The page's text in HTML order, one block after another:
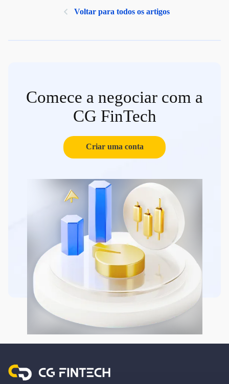
Voltar para todos os artigos
Comece a negociar com a
CG FinTech
Criar uma conta